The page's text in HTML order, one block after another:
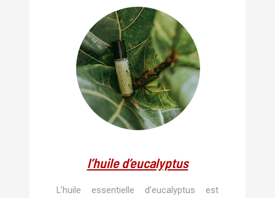
l’huile d’eucalyptus
L’huile essentielle d’eucalyptus est